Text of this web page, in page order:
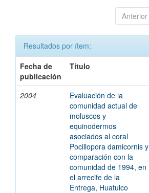
Anterior
Resultados por ítem:
Fecha de
publicación
Título
2004
Evaluación de la
comunidad actual de
moluscos y
equinodermos
asociados al coral
Pocillopora damicornis y
comparación con la
comunidad de 1994, en
el arrecife de la
Entrega, Huatulco